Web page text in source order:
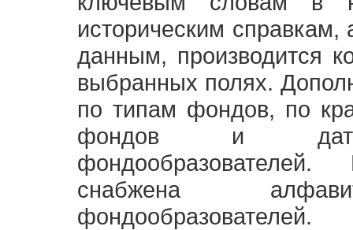
историческим
данным, производится
выбранных полях.
по типам фондов, по
фондов и
снабжена
фондообразователей.